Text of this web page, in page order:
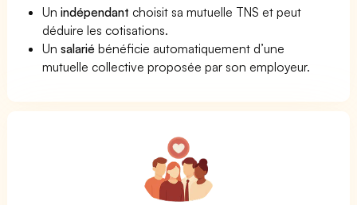
Unindépendant choisit sa mutuelle TNS et peut
déduire les cotisations.
Unsalarié bénéficie automatiquement d’une
mutuelle collective proposée par son employeur.